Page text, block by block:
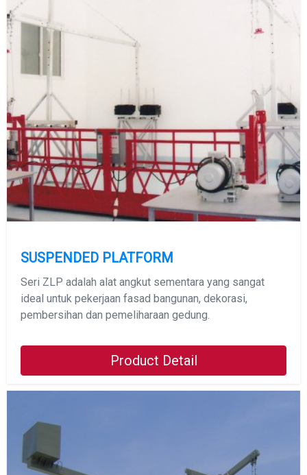
SUSPENDED PLATFORM
Seri ZLP adalah alat angkut sementara yang sangat
ideal untuk pekerjaan fasad bangunan, dekorasi,
pembersihan dan pemeliharaan gedung.
Product Detail